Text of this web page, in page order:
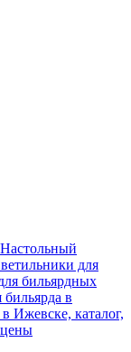
Настольный
для
бильярдных
в
Ижевске, каталог,